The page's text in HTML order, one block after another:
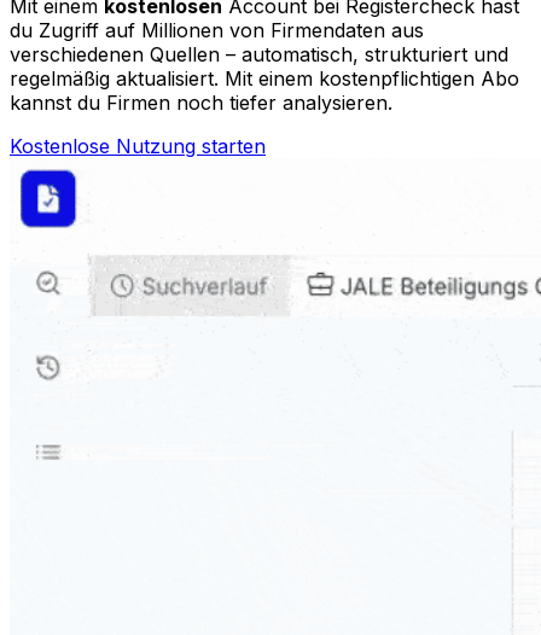
Mit einem kostenlosen Account bei Registercheck hast
du Zugriff auf Millionen von Firmendaten aus
verschiedenen Quellen – automatisch, strukturiert und
regelmäßig aktualisiert. Mit einem kostenpflichtigen Abo
kannst du Firmen noch tiefer analysieren.
Kostenlose Nutzung starten